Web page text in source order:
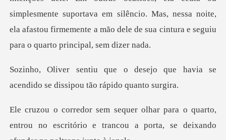
simplesmente suportava em silêncio. Mas, nessa noite,
ela afastou fi
ejo que havia se
acendido se dis
uarto,
entrou no escritório e trancou a porta,